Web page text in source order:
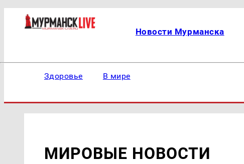
Новости Мурманска
Здоровье В мире
МИРОВЫЕ НОВОСТИ